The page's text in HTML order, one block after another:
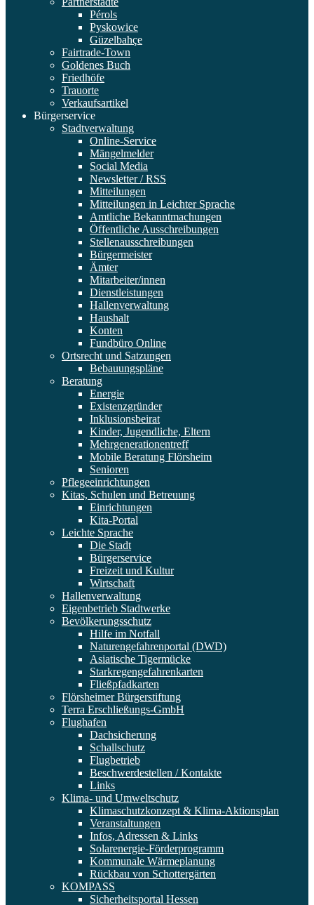
Pérols
Pyskowice
Güzelbahçe
Fairtrade-Town
Goldenes Buch
Friedhöfe
Trauorte
Verkaufsartikel
Bürgerservice
Stadtverwaltung
Online-Service
Mängelmelder
Social Media
Newsletter / RSS
Mitteilungen
Mitteilungen in Leichter Sprache
Amtliche Bekanntmachungen
Öffentliche Ausschreibungen
Stellenausschreibungen
Bürgermeister
Ämter
Mitarbeiter/innen
Dienstleistungen
Hallenverwaltung
Haushalt
Konten
Fundbüro Online
Ortsrecht und Satzungen
Bebauungspläne
Beratung
Energie
Existenzgründer
Inklusionsbeirat
Kinder, Jugendliche, Eltern
Mehrgenerationentreff
Mobile Beratung Flörsheim
Senioren
Pflegeeinrichtungen
Kitas, Schulen und Betreuung
Einrichtungen
Kita-Portal
Leichte Sprache
Die Stadt
Bürgerservice
Freizeit und Kultur
Wirtschaft
Hallenverwaltung
Eigenbetrieb Stadtwerke
Bevölkerungsschutz
Hilfe im Notfall
Naturengefahrenportal (DWD)
Asiatische Tigermücke
Starkregengefahrenkarten
Fließpfadkarten
Flörsheimer Bürgerstiftung
Terra Erschließungs-GmbH
Flughafen
Dachsicherung
Schallschutz
Flugbetrieb
Beschwerdestellen / Kontakte
Links
Klima- und Umweltschutz
Klimaschutzkonzept & Klima-Aktionsplan
Veranstaltungen
Infos, Adressen & Links
Solarenergie-Förderprogramm
Kommunale Wärmeplanung
Rückbau von Schottergärten
KOMPASS
Sicherheitsportal Hessen